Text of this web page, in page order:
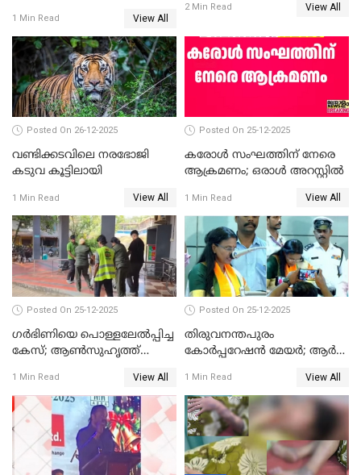
ഹൈക്കോടതിയിലേക്ക്;
സത്യപ്രതിജ്ഞ ചടങ്ങില്‍
ചട്ടലംഘനമെന്ന് പാർട്ടി
1 Min Read View All
2 Min Read View All
Posted On 26-12-2025
വണ്ടിക്കടവിലെ നരഭോജി
കടുവ കൂട്ടിലായി
1 Min Read View All
Posted On 25-12-2025
കരോള്‍ സംഘത്തിന് നേരെ
ആക്രമണം; ഒരാള്‍ അറസ്റ്റില്‍
1 Min Read View All
Posted On 25-12-2025
ഗര്‍ഭിണിയെ പൊള്ളലേല്‍പ്പിച്ച
കേസ്; ആണ്‍സുഹൃത്ത്
1 Min Read View All
Posted On 25-12-2025
തിരുവനന്തപുരം
കോര്‍പ്പറേഷന്‍ മേയർ; ആര്‍
1 Min Read View All